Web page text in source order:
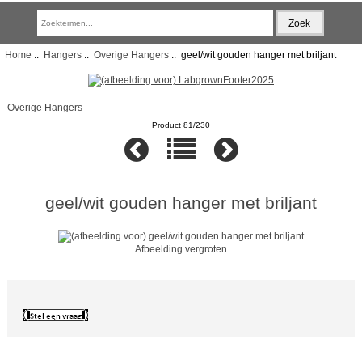
Home :: Hangers:: Overige Hangers:: geel/wit gouden hanger met briljant
Overige Hangers
Product 81/230
geel/wit gouden hanger met briljant
Afbeelding vergroten